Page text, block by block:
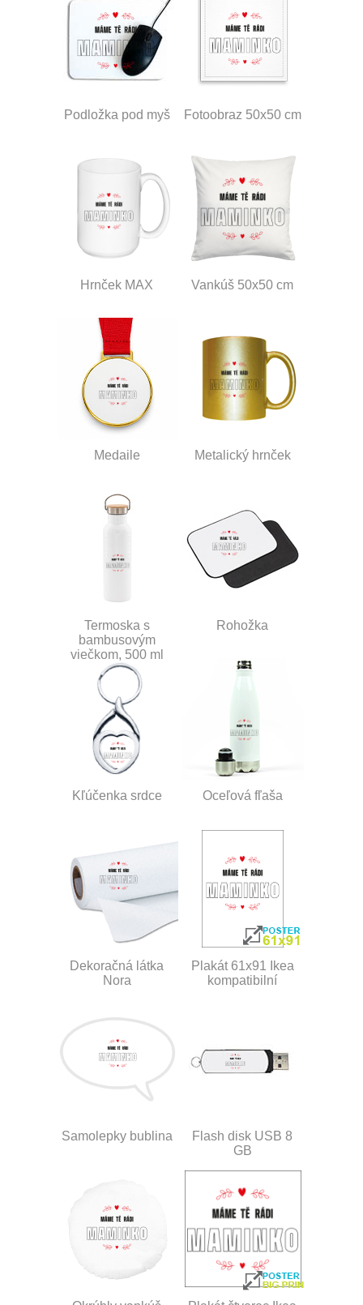
Podložka pod myš Fotoobraz 50x50 cm
Hrnček MAX Vankúš 50x50 cm
Medaile Metalický hrnček
Termoska s
bambusovým
viečkom, 500 ml
Rohožka
Kľúčenka srdce Oceľová fľaša
Dekoračná látka
Nora
Plakát 61x91 Ikea
kompatibilní
Samolepky bublina
Flash disk USB 8
GB